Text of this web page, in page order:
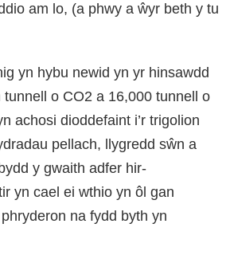
am lo, (a phwy a ŵyr beth y tu
yn hybu newid yn yr hinsawdd
o CO2 a 16,000 tunnell o
achosi dioddefaint i’r trigolion
pellach, llygredd sŵn a
y gwaith adfer hir-
yn cael ei wthio yn ôl gan
na fydd byth yn